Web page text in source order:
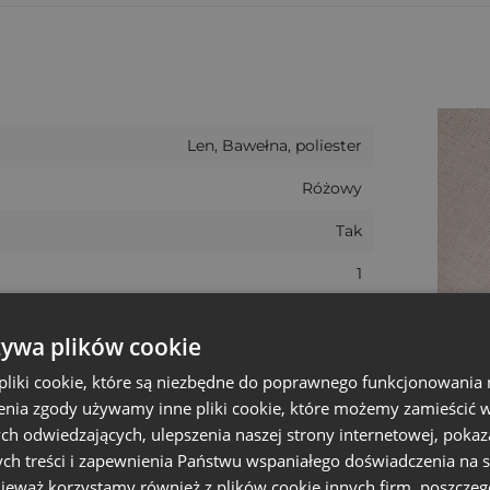
czy eventowej.
- materiału trwałego,
uwagę i subtelnie komunikuje wartości
jako opakowanie dla drobnych upominków, jak i
nadruk nie ściera się nawet przy częstym
do środka?
Len, Bawełna, poliester
Różowy
Tak
1
20 cm
15 cm
plików cookie
cookie, które są niezbędne do poprawnego funkcjonowania
zgody używamy inne pliki cookie, które możemy zamieścić
odwiedzających, ulepszenia naszej strony internetowej,
treści i zapewnienia Państwu wspaniałego doświadczenia na